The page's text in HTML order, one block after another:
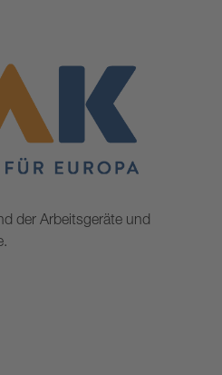
der Arbeitsgeräte und